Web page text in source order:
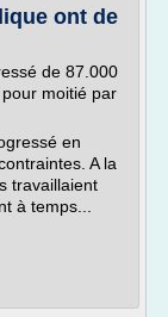
ont de
de 87.000
moitié par
en
A la
travaillaient
à temps...